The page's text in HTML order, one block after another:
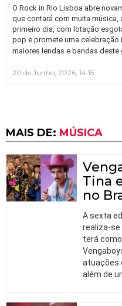
O Rock in Rio Lisboa abre
que contará com muita música,
primeiro dia, com lotação
pop e promete uma
maiores lendas e bandas deste
20 de Junho, 2026, 14:15
MAIS DE: MÚSICA
Tina
no
A sexta
realiza-se
terá
atuações
além de